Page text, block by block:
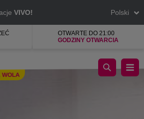
VIVO! Polski
OTWARTE DO 21:00
GODZINY OTWARCIA
WOLA
i akcesoria